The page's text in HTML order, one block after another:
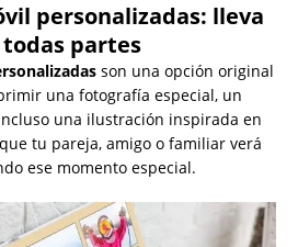
personalizadas: lleva
partes
son una opción original
una fotografía especial, un
una ilustración inspirada en
tu pareja, amigo o familiar verá
ese momento especial.